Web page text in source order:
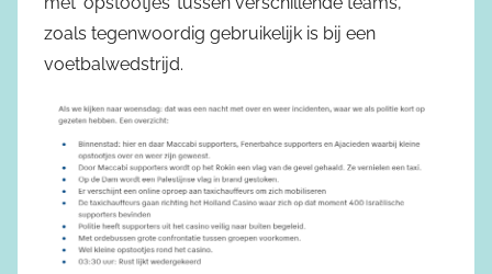
zoals tegenwoordig gebruikelijk is bij een
voetbalwedstrijd.